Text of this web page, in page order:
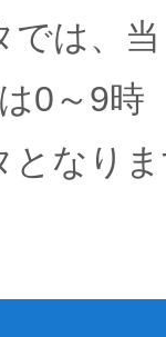
では、
0～9時
となり